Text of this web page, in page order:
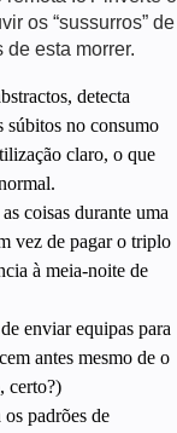
os “sussurros” de
esta morrer.
detecta
súbitos no consumo
claro, o que
coisas durante uma
vez de pagar o triplo
à meia-noite de
enviar equipas para
antes mesmo de o
certo?)
padrões de